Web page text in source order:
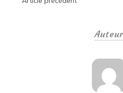
Navigation
Auteur